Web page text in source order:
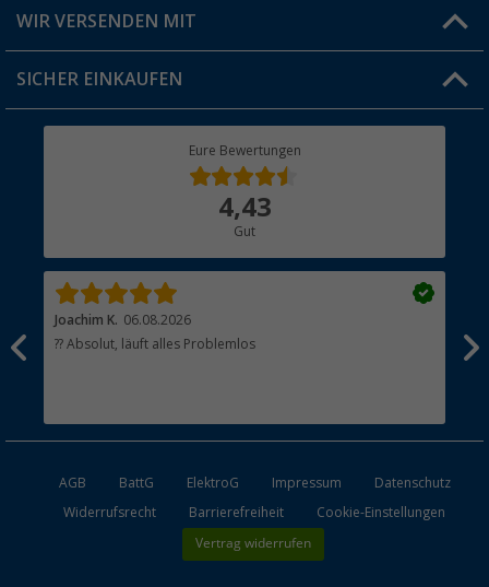
Jobs & Karriere
Versandinformationen
Rücksendung
WIR VERSENDEN MIT
SICHER EINKAUFEN
Eure Bewertungen
4,43
Gut
Joachim K. 06.08.2026
?? Absolut, läuft alles Problemlos
AGB BattG ElektroG Impressum
Datenschutz
Widerrufsrecht
Barrierefreiheit Cookie-Einstellungen
Vertrag widerrufen